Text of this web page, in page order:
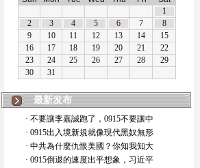
最新发布
· 不要讓李嘉誠跑了，0915不要讓中
· 0915出入境新規就像現代黑奴無形
· 中共為什麼仇恨美國？你知我知大
· 0915倒退的速度出乎想象，习近平